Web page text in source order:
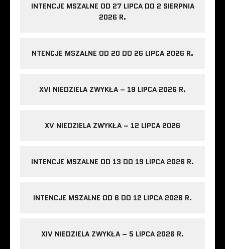
INTENCJE MSZALNE OD 27 LIPCA DO 2 SIERPNIA
2026 R.
NTENCJE MSZALNE OD 20 DO 26 LIPCA 2026 R.
XVI NIEDZIELA ZWYKŁA – 19 LIPCA 2026 R.
XV NIEDZIELA ZWYKŁA – 12 LIPCA 2026
INTENCJE MSZALNE OD 13 DO 19 LIPCA 2026 R.
INTENCJE MSZALNE OD 6 DO 12 LIPCA 2026 R.
XIV NIEDZIELA ZWYKŁA – 5 LIPCA 2026 R.